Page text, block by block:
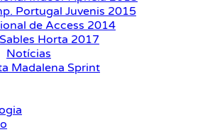
Portugal Juvenis 2015
de Access 2014
Horta 2017
Notícias
Madalena Sprint